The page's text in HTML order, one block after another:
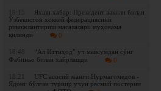
19:15
Яхши хабар: Президент вакили билан
Ўзбекистон хоккей федерациясини
ривожлантириш масалалари муҳокама
қилинди
0
18:48
“Ал Иттиҳод” уч мавсумдан сўнг
Фабиньо билан хайрлашди
0
18:21
UFC асосий жанги Нурмагомедов -
Ядонг бўлган турнир учун расмий постерни